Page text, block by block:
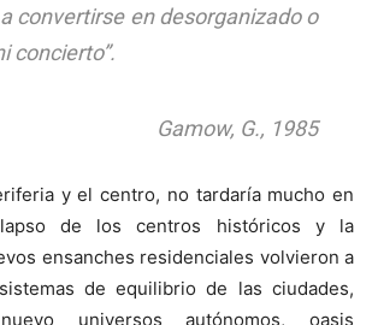
convertirse en desorganizado o
concierto”.
Gamow, G., 1985
y el centro, no tardaría mucho en
de los centros históricos y la
ensanches residenciales volvieron a
de equilibrio de las ciudades,
universos autónomos, oasis